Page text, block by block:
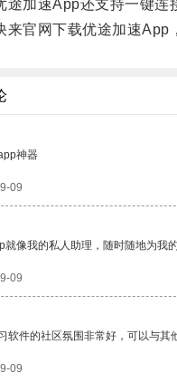
速App还支持一键连接
官网下载优途加速App，
神器
09
就像我的私人助理，随时随地为我
09
软件的社区氛围非常好，可以与其
09